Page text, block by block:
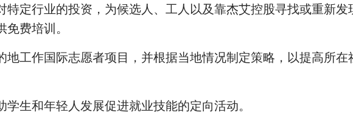
特定行业的投资，为候选人、工人以及靠杰艾控股寻找或重新发
免费培训。
地工作国际志愿者项目，并根据当地情况制定策略，以提高所在
学生和年轻人发展促进就业技能的定向活动。